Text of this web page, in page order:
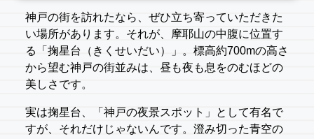
神戸の街を訪れたなら、ぜひ立ち寄っていただきた
い場所があります。それが、摩耶山の中腹に位置す
る「掬星台（きくせいだい）」。標高約700mの高さ
から望む神戸の街並みは、昼も夜も息をのむほどの
美しさです。
実は掬星台、「神戸の夜景スポット」として有名で
すが、それだけじゃないんです。澄み切った青空の